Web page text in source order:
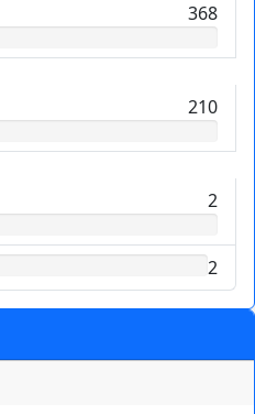
368
210
2
2